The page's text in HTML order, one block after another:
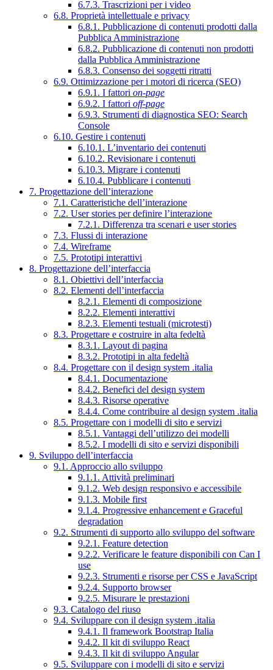
6.7.3. Trascrizioni per i video
6.8. Proprietà intellettuale e privacy
6.8.1. Pubblicazione di contenuti prodotti dalla
Pubblica Amministrazione
6.8.2. Pubblicazione di contenuti non prodotti
dalla Pubblica Amministrazione
6.8.3. Consenso dei soggetti ritratti
6.9. Ottimizzazione per i motori di ricerca (SEO)
6.9.1. I fattori on-page
6.9.2. I fattori off-page
6.9.3. Strumenti di diagnostica SEO: Search
Console
6.10. Gestire i contenuti
6.10.1. L’inventario dei contenuti
6.10.2. Revisionare i contenuti
6.10.3. Migrare i contenuti
6.10.4. Pubblicare i contenuti
7. Progettazione dell’interazione
7.1. Caratteristiche dell’interazione
7.2. User stories per definire l’interazione
7.2.1. Differenza tra scenari e user stories
7.3. Flussi di interazione
7.4. Wireframe
7.5. Prototipi interattivi
8. Progettazione dell’interfaccia
8.1. Obiettivi dell’interfaccia
8.2. Elementi dell’interfaccia
8.2.1. Elementi di composizione
8.2.2. Elementi interattivi
8.2.3. Elementi testuali (microtesti)
8.3. Progettare e costruire in alta fedeltà
8.3.1. Layout di pagina
8.3.2. Prototipi in alta fedeltà
8.4. Progettare con il design system .italia
8.4.1. Documentazione
8.4.2. Benefici del design system
8.4.3. Risorse operative
8.4.4. Come contribuire al design system .italia
8.5. Progettare con i modelli di sito e servizi
8.5.1. Vantaggi dell’utilizzo dei modelli
8.5.2. I modelli di sito e servizi disponibili
9. Sviluppo dell’interfaccia
9.1. Approccio allo sviluppo
9.1.1. Attività preliminari
9.1.2. Web design responsivo e accessibile
9.1.3. Mobile first
9.1.4. Progressive enhancement e Graceful
degradation
9.2. Strumenti di supporto allo sviluppo del software
9.2.1. Feature detection
9.2.2. Verificare le feature disponibili con Can I
use
9.2.3. Strumenti e risorse per CSS e JavaScript
9.2.4. Supporto browser
9.2.5. Misurare le prestazioni
9.3. Catalogo del riuso
9.4. Sviluppare con il design system .italia
9.4.1. Il framework Bootstrap Italia
9.4.2. Il kit di sviluppo React
9.4.3. Il kit di sviluppo Angular
9.5. Sviluppare con i modelli di sito e servizi